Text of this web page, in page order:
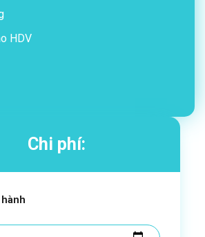
HDV
Chi phí:
hành